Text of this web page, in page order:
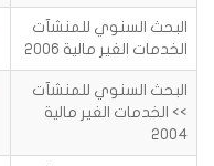
البحث السنوي للمنشآت
الخدمات الغير مالية 2006
البحث السنوي للمنشآت
>> الخدمات الغير مالية
2004